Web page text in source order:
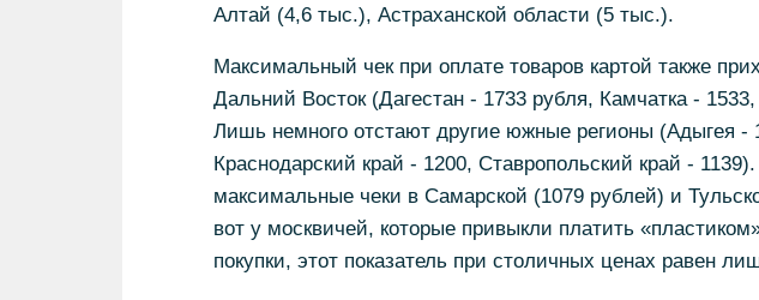
Алтай (4,6 тыс.), Астраханской области (5 тыс.).
Максимальный чек при оплате товаров картой также
Дальний Восток (Дагестан - 1733 рубля, Камчатка -
Лишь немного отстают другие южные регионы (Адыгея -
Краснодарский край - 1200, Ставропольский край -
максимальные чеки в Самарской (1079 рублей) и
вот у москвичей, которые привыкли платить
покупки, этот показатель при столичных ценах равен